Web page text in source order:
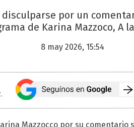
disculparse por un
de Karina Mazzoco, A
8 may 2026, 15:54